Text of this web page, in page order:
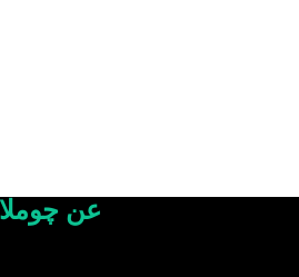
عن چوملا